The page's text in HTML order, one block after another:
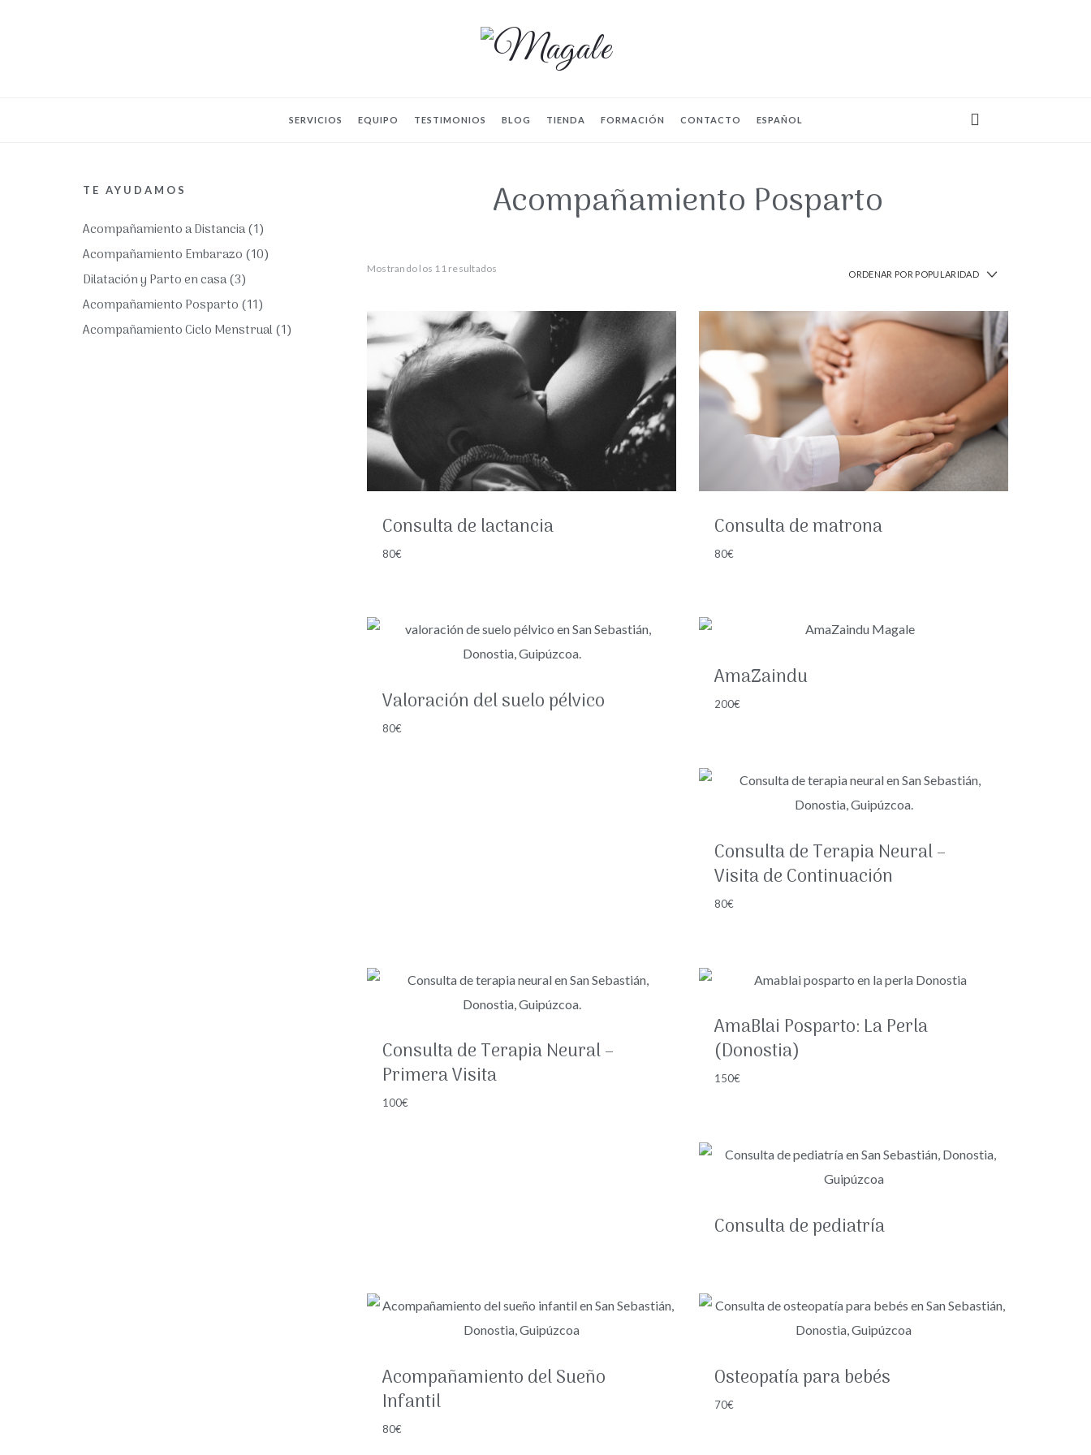
Magale
SERVICIOS EQUIPO TESTIMONIOS BLOG TIENDA FORMACIÓN CONTACTO ESPAÑOL
Acompañamiento Posparto
Mostrando los 11 resultados
Consulta de lactancia
80€
Consulta de matrona
80€
Valoración del suelo pélvico
80€
AmaZaindu
200€
Consulta de Terapia Neural –
Visita de Continuación
80€
Consulta de Terapia Neural –
Primera Visita
100€
AmaBlai Posparto: La Perla
(Donostia)
150€
Consulta de pediatría
Acompañamiento del Sueño
Infantil
80€
Osteopatía para bebés​
70€
TE AYUDAMOS
Acompañamiento a Distancia(1)
Acompañamiento Embarazo (10)
Dilatación y Parto en casa(3)
Acompañamiento Posparto (11)
Acompañamiento Ciclo Menstrual(1)